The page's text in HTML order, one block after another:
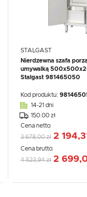
STALGAST
Nierdzewna szafa
umywalką
Stalgast 981465050
Kod produktu:
14-21 dni
150.00 zł
Cena netto:
3 678,00 zł 2
Cena brutto:
4 523,94 zł 2